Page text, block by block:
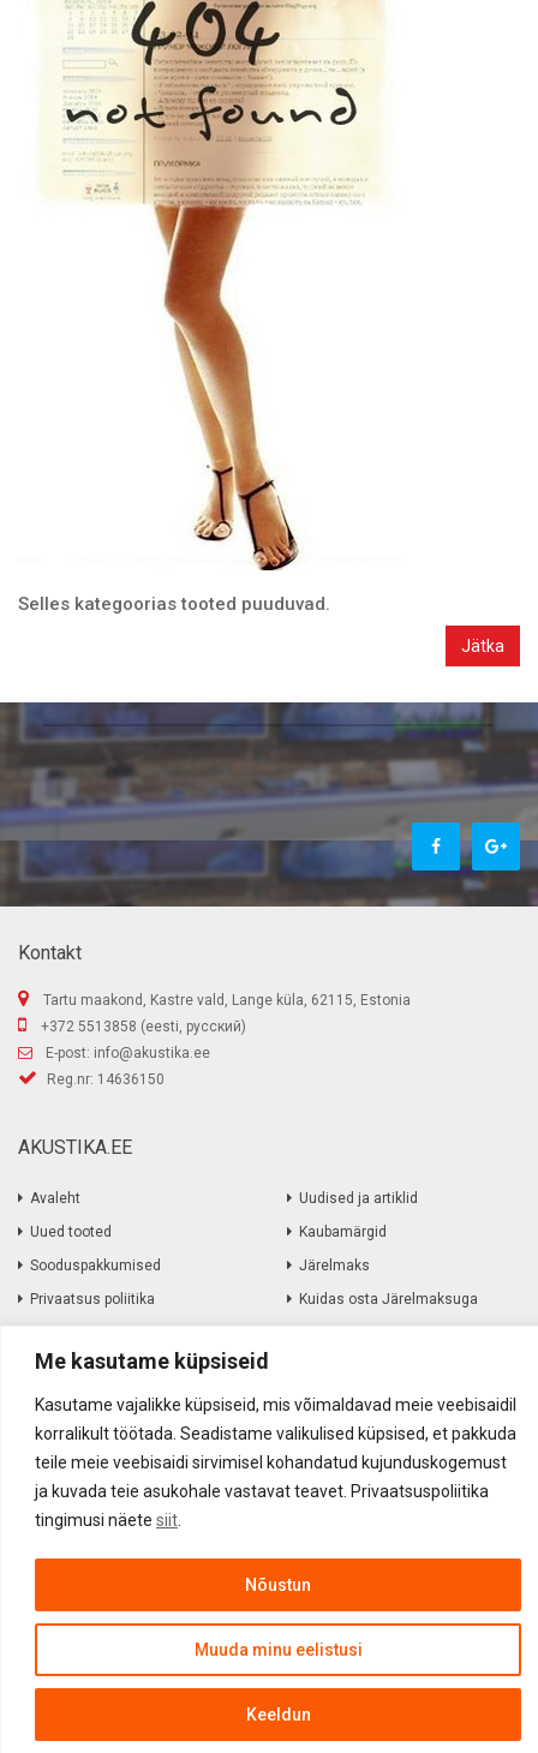
Me kasutame küpsiseid
Kasutame vajalikke küpsiseid, mis võimaldavad meie veebisaidil
korralikult töötada. Seadistame valikulised küpsised, et pakkuda
teile meie veebisaidi sirvimisel kohandatud kujunduskogemust
ja kuvada teie asukohale vastavat teavet. Privaatsuspoliitika
tingimusi näete siit
Muuda minu eelistusi
Keeldun
Nõustun
Selles kategoorias tooted puuduvad.
Jätka
Kontakt
Tartu maakond, Kastre vald, Lange küla, 62115, Estonia
+372 5513858 (eesti, русский)
E-post: info@akustika.ee
Reg.nr: 14636150
AKUSTIKA.EE
Avaleht
Uued tooted
Sooduspakkumised
Privaatsus poliitika
Uudised ja artiklid
Kaubamärgid
Järelmaks
Kuidas osta Järelmaksuga
Informatsioon
Kohaletoimetamine
Firmast
Kontakt
Kauba tagastamine
Akustika.EE OÜ ©2017-2026